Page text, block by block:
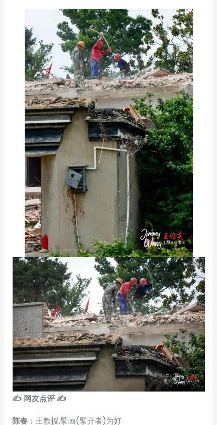
✍ 网友点评 ✍
陈春 ：王教授,擘画(擘开者)为好